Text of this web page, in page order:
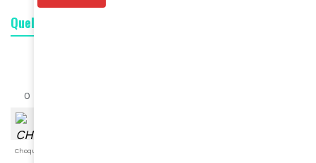
Quelle est votre réaction ?
0
Choqué